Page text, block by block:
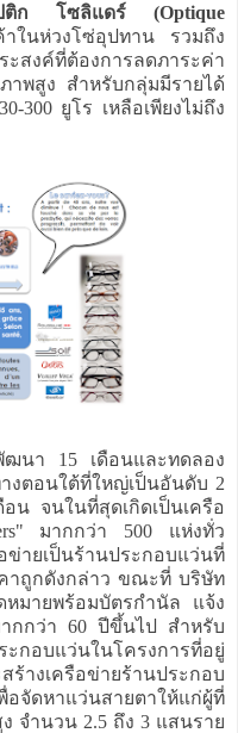
ติก โซลิแดร์ (Optique
ในห่วงโซ่อุปทาน รวมถึง
สงค์ที่ต้องการลดภาระค่า
าพสูง สำหรับกลุ่มมีรายได้
300 ยูโร เหลือเพียงไม่ถึง
นา 15 เดือนและทดลอง
างตอนใต้ที่ใหญ่เป็นอันดับ 2
อน จนในที่สุดเกิดเป็นเครือ
มากกว่า 500 แห่งทั่ว
ข่ายเป็นร้านประกอบแว่นที่
าถูกดังกล่าว ขณะที่ บริษัท
หมายพร้อมบัตรกำนัล แจ้ง
ากกว่า 60 ปีขึ้นไป สำหรับ
กอบแว่นในโครงการที่อยู่
ร้างเครือข่ายร้านประกอบ
อจัดหาแว่นสายตาให้แก่ผู้ที่
จำนวน 2.5 ถึง 3 แสนราย